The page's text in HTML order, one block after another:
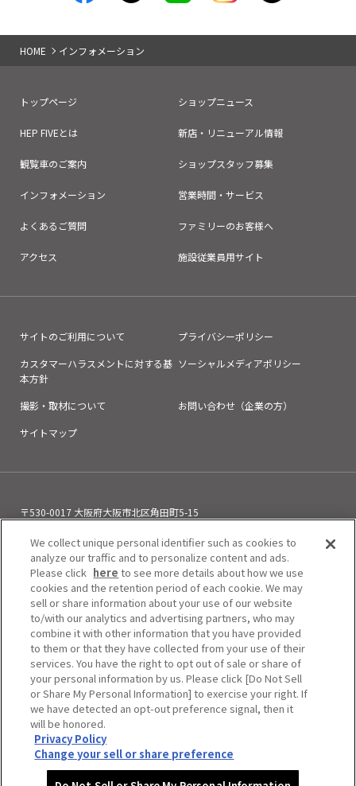
HOME インフォメーション
トップページ ショップニュース
HEP FIVEとは 新店・リニューアル情報
観覧車のご案内 ショップスタッフ募集
インフォメーション 営業時間・サービス
よくあるご質問 ファミリーのお客様へ
アクセス 施設従業員用サイト
サイトのご利用について
プライバシーポリシー
カスタマーハラスメントに対する基
本方針
ソーシャルメディアポリシー
撮影・取材について
お問い合わせ（企業の方）
サイトマップ
〒530-0017 大阪府大阪市北区角田町5-15
06-6313-0501（11:00～21:00）
Do Not Sell or Share My Personal Information
Copyright © HEP FIVE. All Rights Reserved.
We collect unique personal identifier such as cookies to
analyze our traffic and to personalize content and ads.
Please click here to see more details about how we use
cookies and the retention period of each cookie. We may
sell or share information about your use of our website
to/with our analytics and advertising partners, who may
combine it with other information that you have provided
to them or that they have collected from your use of their
services. You have the right to opt out of sale or share of
your personal information by us. Please click [Do Not Sell
or Share My Personal Information] to exercise your right. If
we have detected an opt-out preference signal, then it
will be honored.
Privacy Policy
Change your sell or share preference